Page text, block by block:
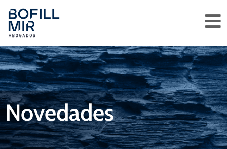
Novedades